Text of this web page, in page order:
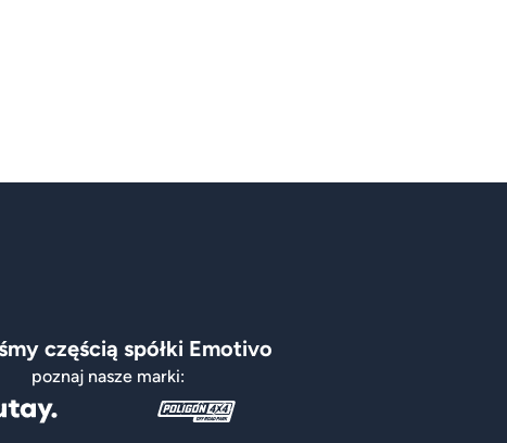
częścią spółki Emotivo
poznaj nasze marki: